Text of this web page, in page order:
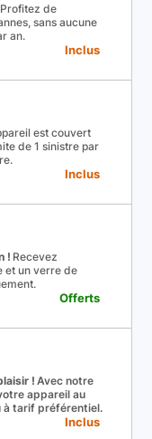
Profitez de
sans aucune
an.
Inclus
est couvert
de 1 sinistre par
Inclus
! Recevez
et un verre de
Offerts
! Avec notre
appareil au
à tarif préférentiel.
Inclus